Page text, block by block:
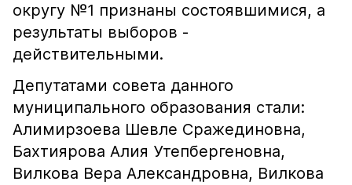
округу №1 признаны состоявшимися, а
результаты выборов -
действительными.
Депутатами совета данного
муниципального образования стали:
Алимирзоева Шевле Сражединовна,
Бахтиярова Алия Утепбергеновна,
Вилкова Вера Александровна, Вилкова